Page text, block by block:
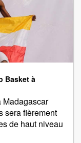
Basket à
Madagascar
sera fièrement
de haut niveau